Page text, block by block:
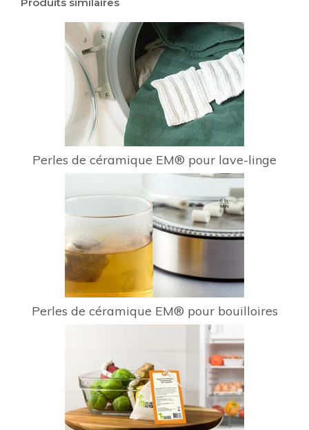
Perles de céramique EM® pour lave-linge
Perles de céramique EM® pour bouilloires